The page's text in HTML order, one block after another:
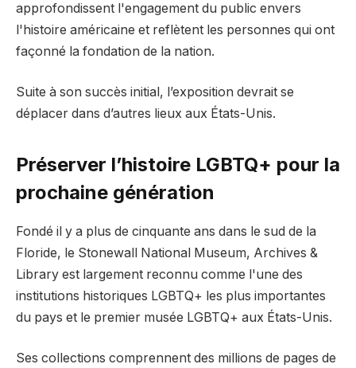
approfondissent l'engagement du public envers
l'histoire américaine et reflètent les personnes qui ont
façonné la fondation de la nation.
Suite à son succès initial, l’exposition devrait se
déplacer dans d’autres lieux aux États-Unis.
Préserver l’histoire LGBTQ+ pour la
prochaine génération
Fondé il y a plus de cinquante ans dans le sud de la
Floride, le Stonewall National Museum, Archives &
Library est largement reconnu comme l'une des
institutions historiques LGBTQ+ les plus importantes
du pays et le premier musée LGBTQ+ aux États-Unis.
Ses collections comprennent des millions de pages de